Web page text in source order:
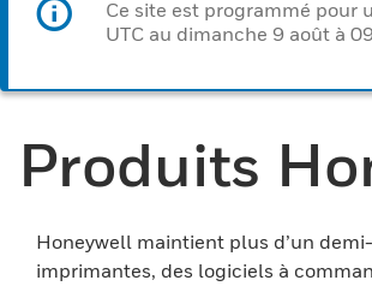
Ce site est programmé pour
UTC au dimanche 9 août à
Produits
Honeywell maintient plus d’un
imprimantes, des logiciels à